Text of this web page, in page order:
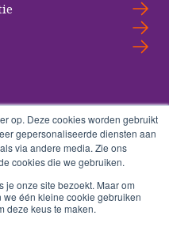
op. Deze cookies worden gebruikt
gepersonaliseerde diensten aan
via andere media. Zie ons
cookies die we gebruiken.
onze site bezoekt. Maar om
één kleine cookie gebruiken
deze keus te maken.